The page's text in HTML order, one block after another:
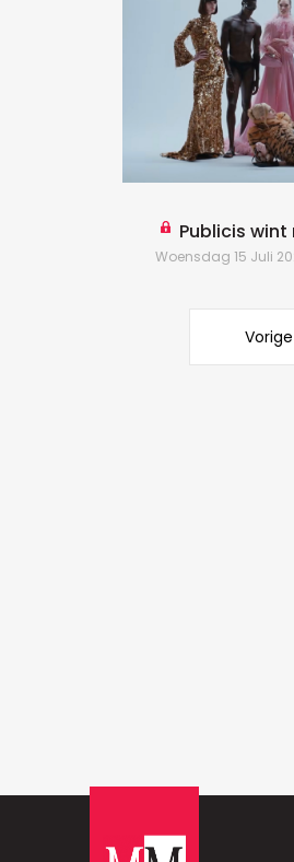
Publicis
Woensdag 15 Juli
Vorige